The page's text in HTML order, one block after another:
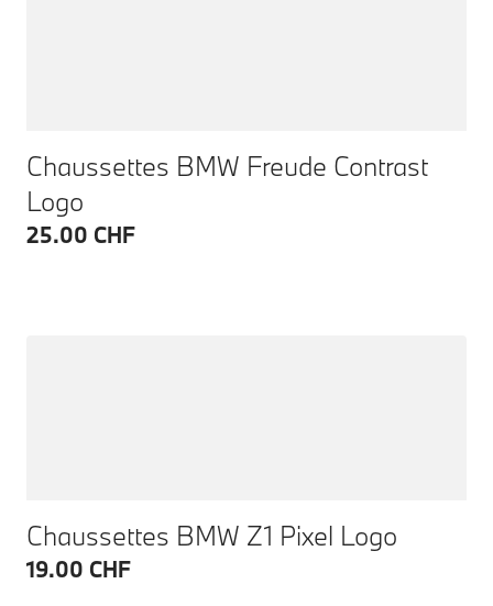
Chaussettes BMW Freude Contrast
Logo
25.00 CHF
Chaussettes BMW Z1 Pixel Logo
19.00 CHF